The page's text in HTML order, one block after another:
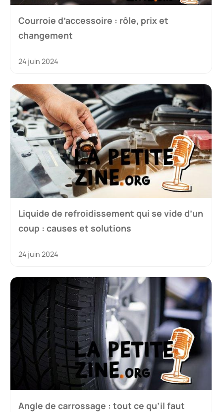
Courroie d’accessoire : rôle, prix et
changement
24 juin 2024
Liquide de refroidissement qui se vide d’un
coup : causes et solutions
24 juin 2024
Angle de carrossage : tout ce qu’il faut